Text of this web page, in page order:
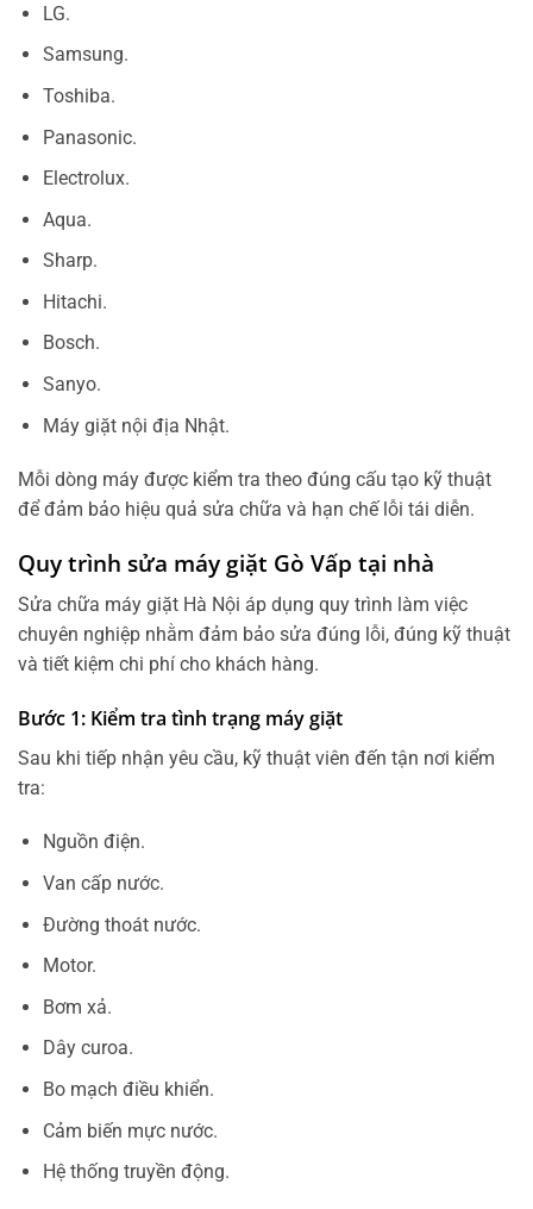
LG.
Samsung.
Toshiba.
Panasonic.
Electrolux.
Aqua.
Sharp.
Hitachi.
Bosch.
Sanyo.
Máy giặt nội địa Nhật.
Mỗi dòng máy được kiểm tra theo đúng cấu tạo kỹ thuật
để đảm bảo hiệu quả sửa chữa và hạn chế lỗi tái diễn.
Quy trình sửa máy giặt Gò Vấp tại nhà
Sửa chữa máy giặt Hà Nội áp dụng quy trình làm việc
chuyên nghiệp nhằm đảm bảo sửa đúng lỗi, đúng kỹ thuật
và tiết kiệm chi phí cho khách hàng.
Bước 1: Kiểm tra tình trạng máy giặt
Sau khi tiếp nhận yêu cầu, kỹ thuật viên đến tận nơi kiểm
tra:
Nguồn điện.
Van cấp nước.
Đường thoát nước.
Motor.
Bơm xả.
Dây curoa.
Bo mạch điều khiển.
Cảm biến mực nước.
Hệ thống truyền động.